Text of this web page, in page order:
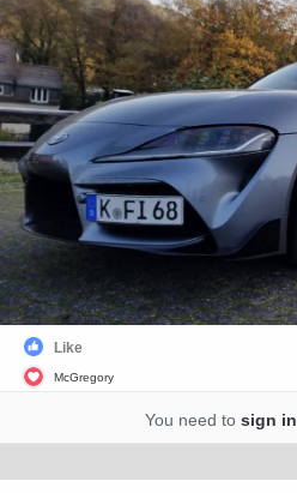
Like
McGregory
You need to sign in